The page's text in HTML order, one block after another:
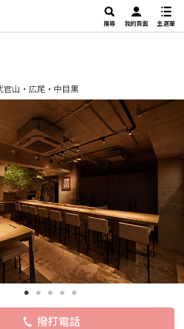
搜尋 我的頁面 主選單
山・広尾・中目黒
撥打電話